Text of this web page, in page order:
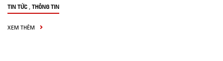
TIN TỨC , THÔNG TIN
XEM THÊM